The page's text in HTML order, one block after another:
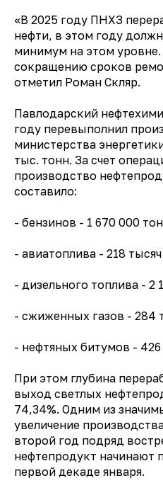
«В 2025 году ПНХЗ
нефти, в этом году
минимум на этом уровне.
сокращению сроков
отметил Роман Скляр.
Павлодарский
году перевыполнил
министерства
тыс. тонн. За счет
производство
составило:
- бензинов - 1 670 000
- авиатоплива - 218
- дизельного топлива - 2
- сжиженных газов - 284
- нефтяных битумов - 426
При этом глубина
выход светлых
74,34%. Одним из
увеличение
второй год подряд
нефтепродукт начинают
первой декаде января.